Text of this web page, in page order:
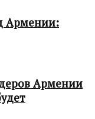
Армении:
Армении